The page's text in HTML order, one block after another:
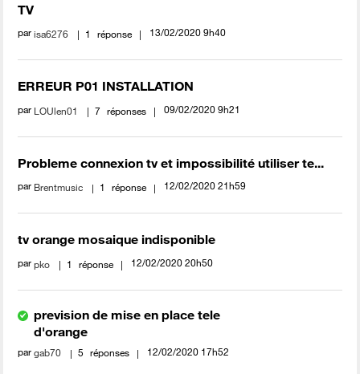
TV
parisa6276 1 réponse ‎13/02/2020 9h40
ERREUR P01 INSTALLATION
par LOUlen01 7 réponses ‎09/02/2020 9h21
Probleme connexion tv et impossibilité utiliser te...
par Brentmusic 1 réponse ‎12/02/2020 21h59
tv orange mosaique indisponible
parpko 1 réponse ‎12/02/2020 20h50
prevision de mise en place tele
d'orange
pargab70 5 réponses ‎12/02/2020 17h52